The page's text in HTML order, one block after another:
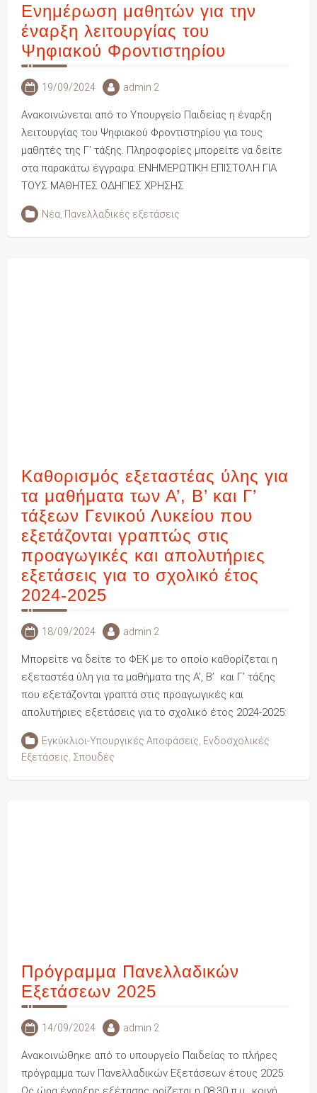
Ενημέρωση μαθητών για την
έναρξη λειτουργίας του
Ψηφιακού Φροντιστηρίου
19/09/2024 admin 2
Ανακοινώνεται από το Υπουργείο Παιδείας η έναρξη
λειτουργίας του Ψηφιακού Φροντιστηρίου για τους
μαθητές της Γ’ τάξης. Πληροφορίες μπορείτε να δείτε
στα παρακάτω έγγραφα: ΕΝΗΜΕΡΩΤΙΚΗ ΕΠΙΣΤΟΛΗ ΓΙΑ
ΤΟΥΣ ΜΑΘΗΤΕΣ ΟΔΗΓΙΕΣ ΧΡΗΣΗΣ
Νέα Πανελλαδικές εξετάσεις
Καθορισμός εξεταστέας ύλης για
τα μαθήματα των Α’, Β’ και Γ’
τάξεων Γενικού Λυκείου που
εξετάζονται γραπτώς στις
προαγωγικές και απολυτήριες
εξετάσεις για το σχολικό έτος
2024-2025
18/09/2024 admin 2
Μπορείτε να δείτε το ΦΕΚ με το οποίο καθορίζεται η
εξεταστέα ύλη για τα μαθήματα της Α’, Β’ και Γ’ τάξης
που εξετάζονται γραπτά στις προαγωγικές και
απολυτήριες εξετάσεις για το σχολικό έτος 2024-2025:
Εγκύκλιοι-Υπουργικές Αποφάσεις Ενδοσχολικές
Εξετάσεις Σπουδές
Πρόγραμμα Πανελλαδικών
Εξετάσεων 2025
14/09/2024 admin 2
Ανακοινώθηκε από το υπουργείο Παιδείας το πλήρες
πρόγραμμα των Πανελλαδικών Εξετάσεων έτους 2025: